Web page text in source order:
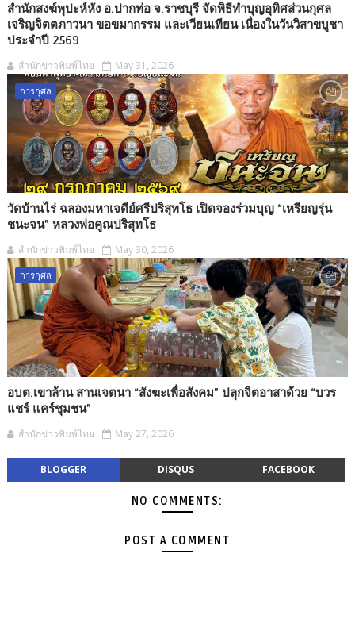
สำนักสงฆ์พุปะห์หัง อ.ปากท่อ จ.ราชบุรี จัดพิธีทำบุญอุทิศส่วนกุศล
เจริญจิตตภาวนา ขอขมากรรม และเวียนเทียน เนื่องในวันวิสาขบูชา
ประจำปี 2569
สำนักข่าวพิมพ์ไทย May 31, 2026
การกุศล
วัดบ้านไร่ ฉลองมหาเจดีย์ศรีปริสุทโธ เปิดจองร่วมบุญ “เหรียญรุ่น
ชนะจน” หลวงพ่อคูณปริสุทโธ
สำนักข่าวพิมพ์ไทย May 30, 2026
การกุศล
อบต.เขาล้าน สานเจตนา “สังฆะเพื่อสังคม” ปลุกจิตอาสาด้วย “บวร
แชร์ แคร์ชุมชน”
สำนักข่าวพิมพ์ไทย May 27, 2026
BLOGGER DISQUS FACEBOOK
NO COMMENTS:
POST A COMMENT